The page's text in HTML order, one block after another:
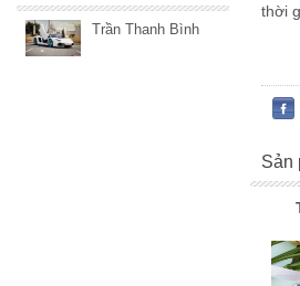
thời
Sản
Trần Thanh Bình